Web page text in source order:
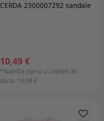
CERDA 2300007292 sandale
10,49 €
*Najniža cijena u zadnjih 30
dana: 14,99 €